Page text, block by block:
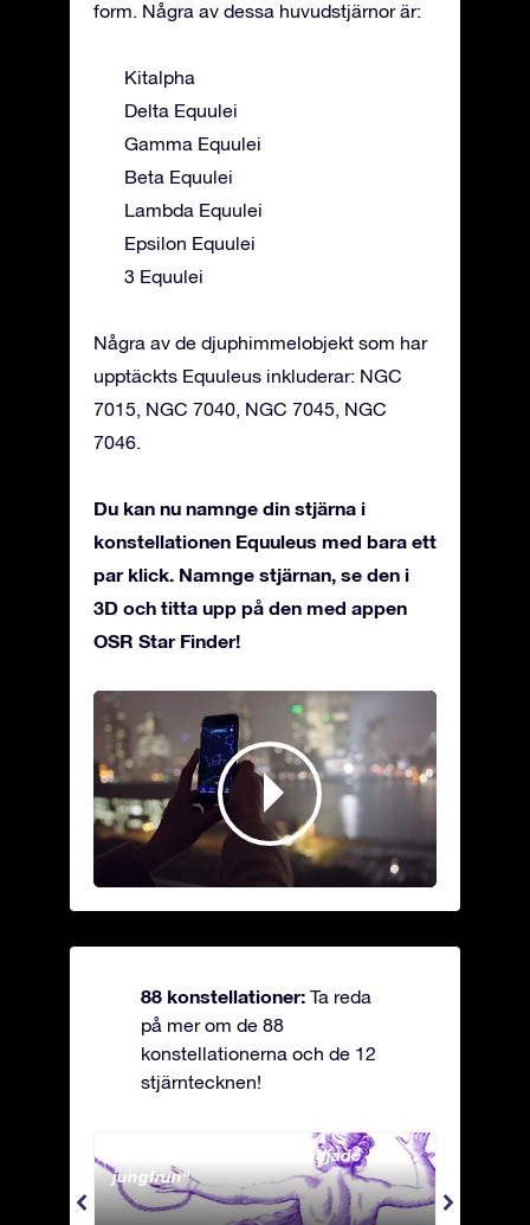
form. Några av dessa huvudstjärnor är:
Kitalpha
Delta Equulei
Gamma Equulei
Beta Equulei
Lambda Equulei
Epsilon Equulei
3 Equulei
Några av de djuphimmelobjekt som har
upptäckts Equuleus inkluderar: NGC
7015, NGC 7040, NGC 7045, NGC
7046.
Du kan nu namnge din stjärna i
konstellationen Equuleus med bara ett
par klick. Namnge stjärnan, se den i
3D och titta upp på den med appen
OSR Star Finder!
88 konstellationer: Ta reda
på mer om de 88
konstellationerna och de 12
stjärntecknen!
Andromeda - Den fastkedjade
jungfrun